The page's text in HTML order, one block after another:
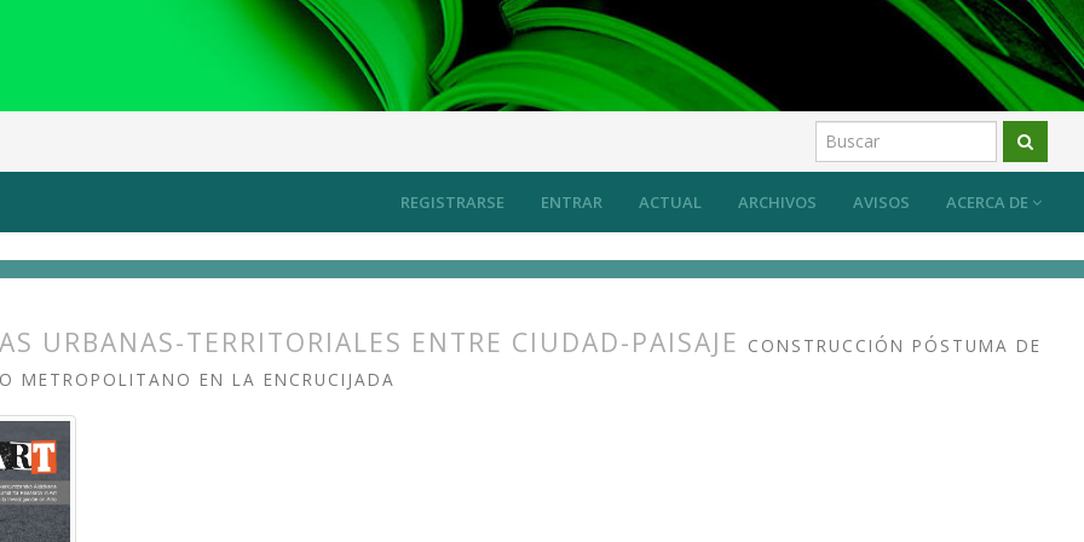
ACTUAL ARCHIVOS AVISOS ACERCA DE
REGISTRARSE ENTRAR
investigaciones y creaciones compartidas entre arte-arquitectura y sus efectos Artículos
URBANAS-TERRITORIALES ENTRE CIUDAD-PAISAJE CONSTRUCCIÓN PÓSTUMA DE
METROPOLITANO EN LA ENCRUCIJADA